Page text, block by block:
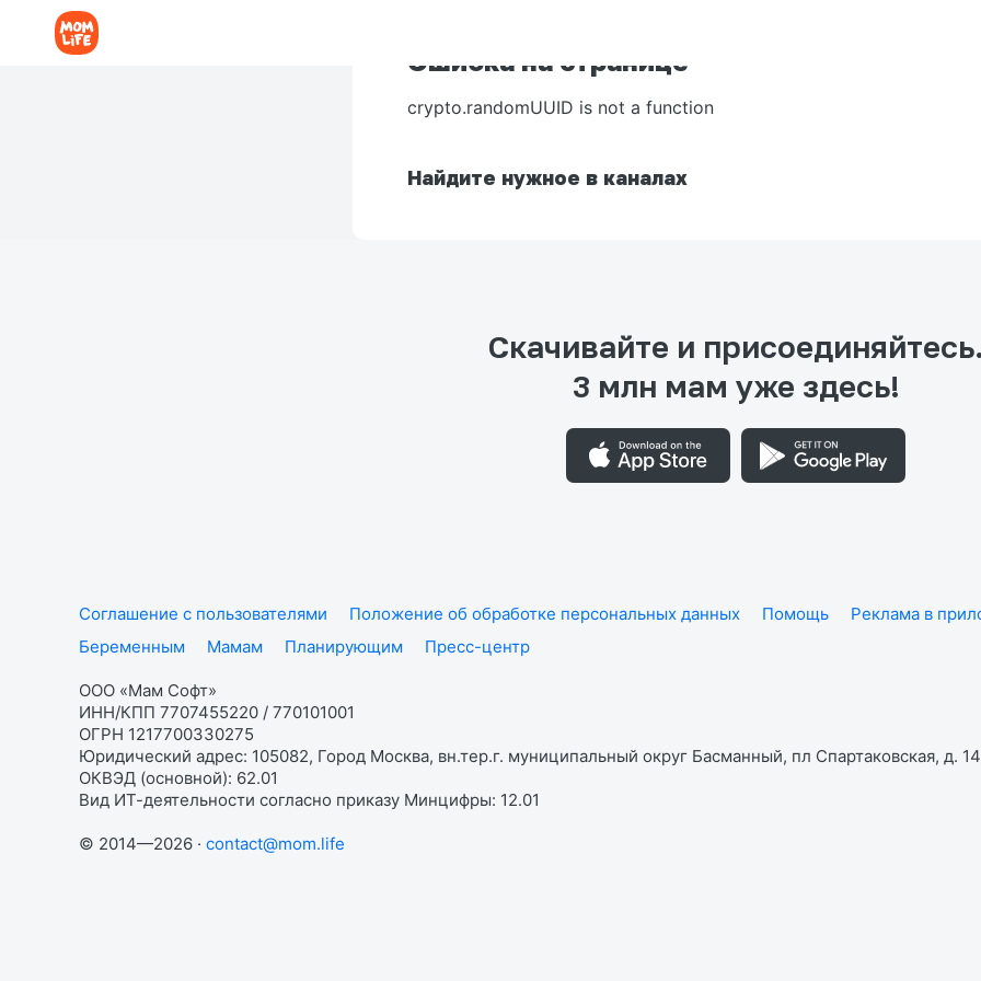
Ошибка на странице
crypto.randomUUID is not a function
Найдите нужное в каналах
Скачивайте и присоединяйтесь.
3 млн мам уже здесь!
Соглашение с пользователями Положение об обработке персональных данных Помощь Реклама в
Беременным
Мамам Планирующим Пресс-центр
ООО «Мам Софт»
ИНН/КПП 7707455220 / 770101001
ОГРН 1217700330275
Юридический адрес: 105082, Город Москва, вн.тер.г. муниципальный округ Басманный, пл Спартаковская, д.
ОКВЭД (основной): 62.01
Вид ИТ-деятельности согласно приказу Минцифры: 12.01
© 2014—2026 · contact@mom.life